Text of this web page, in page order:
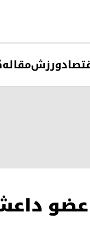
ورزشمقاله
در عملیاتی در